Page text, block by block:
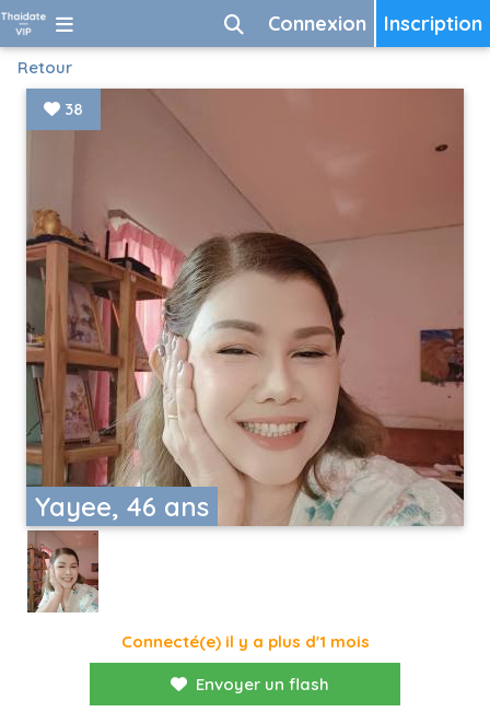
Inscription
Connexion
Retour
Yayee, 46 ans
38
Connecté(e) il y a plus d'1 mois
Envoyer un flash